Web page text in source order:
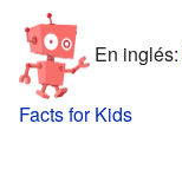
En inglés:
Facts for Kids